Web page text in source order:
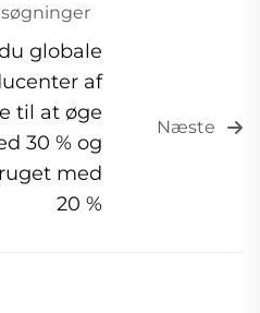
Næste
globale
af
til at øge
30 % og
med
20 %